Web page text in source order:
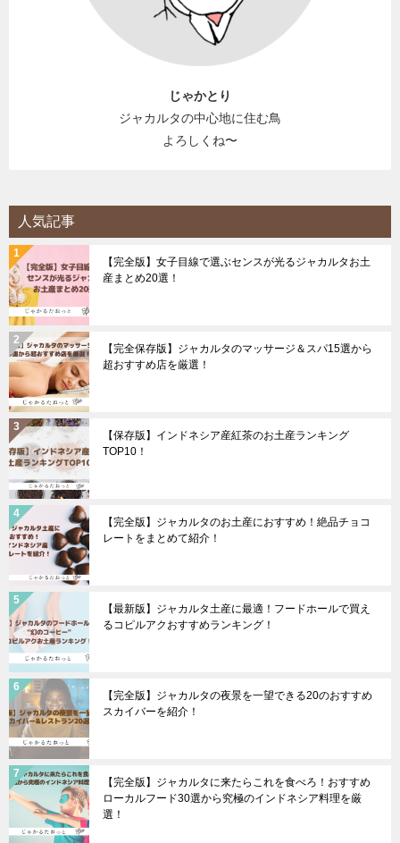
じゃかとり
ジャカルタの中心地に住む鳥
よろしくね〜
人気記事
【完全版】女子目線で選ぶセンスが光るジャカルタお土
産まとめ20選！
【完全保存版】ジャカルタのマッサージ＆スパ15選から
超おすすめ店を厳選！
【保存版】インドネシア産紅茶のお土産ランキング
TOP10！
【完全版】ジャカルタのお土産におすすめ！絶品チョコ
レートをまとめて紹介！
【最新版】ジャカルタ土産に最適！フードホールで買え
るコピルアクおすすめランキング！
【完全版】ジャカルタの夜景を一望できる20のおすすめ
スカイバーを紹介！
【完全版】ジャカルタに来たらこれを食べろ！おすすめ
ローカルフード30選から究極のインドネシア料理を厳
選！